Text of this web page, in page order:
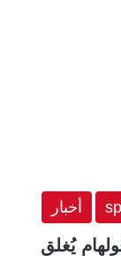
أخبار
يُغلق